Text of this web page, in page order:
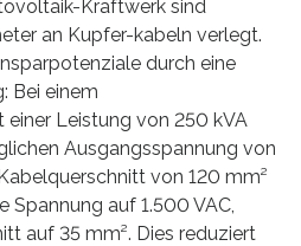
Kraftwerk sind
an Kupfer-kabeln verlegt.
durch eine
Bei einem
Leistung von 250 kVA
Ausgangsspannung von
von 120 mm²
auf 1.500 VAC,
auf 35 mm². Dies reduziert